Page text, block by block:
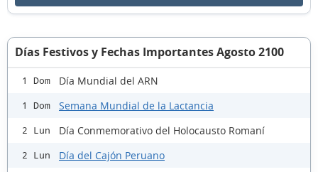
Días Festivos y Fechas Importantes Agosto 2100
1 Dom Día Mundial del ARN
1 Dom Semana Mundial de la Lactancia
2 Lun Día Conmemorativo del Holocausto Romaní
2 Lun Día del Cajón Peruano